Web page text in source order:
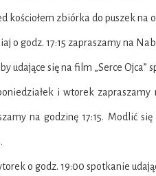
kościołem zbiórka do puszek na
o godz. 17:15 zapraszamy na
udające się na film „Serce Ojca”
i wtorek
na godzinę 17:15. Modlić
o godz. 19:00 spotkanie